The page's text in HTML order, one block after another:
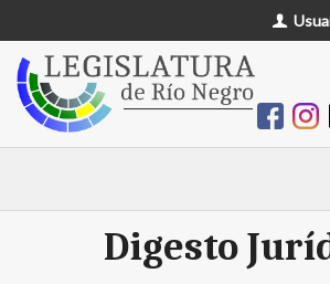
Digesto